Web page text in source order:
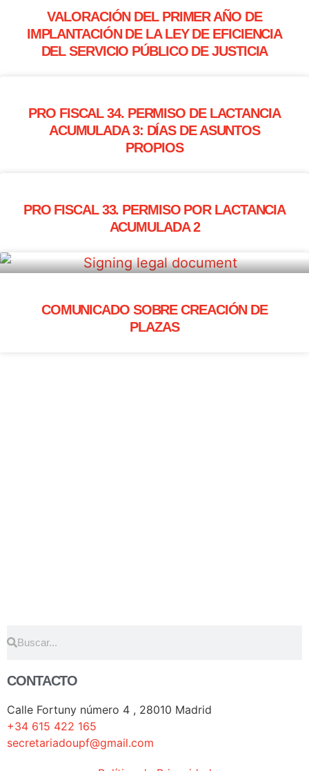
VALORACIÓN DEL PRIMER AÑO DE
IMPLANTACIÓN DE LA LEY DE EFICIENCIA
DEL SERVICIO PÚBLICO DE JUSTICIA
PRO FISCAL 34. PERMISO DE LACTANCIA
ACUMULADA 3: DÍAS DE ASUNTOS
PROPIOS
PRO FISCAL 33. PERMISO POR LACTANCIA
ACUMULADA 2
COMUNICADO SOBRE CREACIÓN DE
PLAZAS
CONTACTO
Calle Fortuny número 4 , 28010 Madrid
+34 615 422 165
secretariadoupf@gmail.com